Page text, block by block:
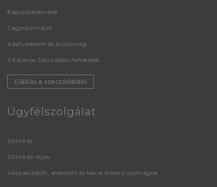
Kapcsolatfelvétel
Céginformáció
Adatvédelem és biztonság
Általános Szerződési Feltételek
Elállás a szerződéstől
Ügyfélszolgálat
Szállítás
Szállítási díjak
Visszaküldött, elveszett és késve érkező csomagok